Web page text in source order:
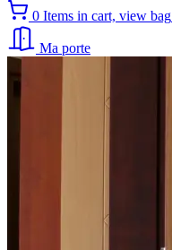
0 Items in cart, view bag
Ma porte